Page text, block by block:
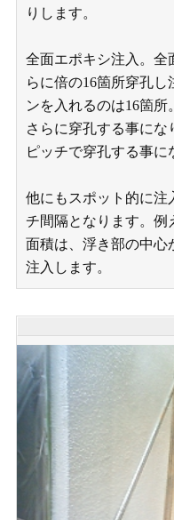
りします。
全面エポキシ注入。全
らに倍の16箇所穿孔
ンを入れるのは16箇
さらに穿孔する事にな
ピッチで穿孔する事に
他にもスポット的に注
チ間隔となります。例
面積は、浮き部の中心
注入します。